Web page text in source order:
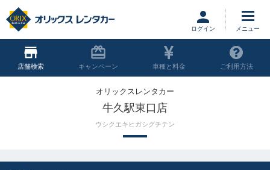
ログイン
店舗 キャンペーン 車種と料金 ご利用方法
オリックスレンタカー
牛久駅東口店
ウシクエキヒガシグチテン